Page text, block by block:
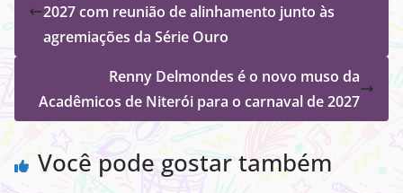
2027 com reunião de alinhamento junto às
agremiações da Série Ouro
Renny Delmondes é o novo muso da
Acadêmicos de Niterói para o carnaval de 2027
Você pode gostar também